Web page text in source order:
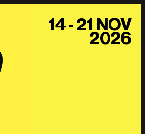
14 - 21 NOV
2026